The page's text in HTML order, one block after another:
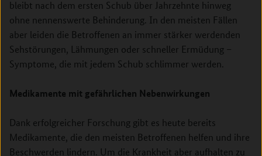
bleibt nach dem ersten Schub über Jahrzehnte hinweg
ohne nennenswerte Behinderung. In den meisten Fällen
aber leiden die Betroffenen an immer stärker werdenden
Sehstörungen, Lähmungen oder schneller Ermüdung –
Symptome, die mit jedem Schub schlimmer werden.
Medikamente mit gefährlichen Nebenwirkungen
Dank erfolgreicher Forschung gibt es heute bereits
Medikamente, die den meisten Betroffenen helfen und ihre
Beschwerden lindern. Um die Krankheit aber aufhalten zu